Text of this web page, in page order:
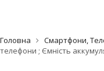
Головна Смартфони,
телефони ; Ємність